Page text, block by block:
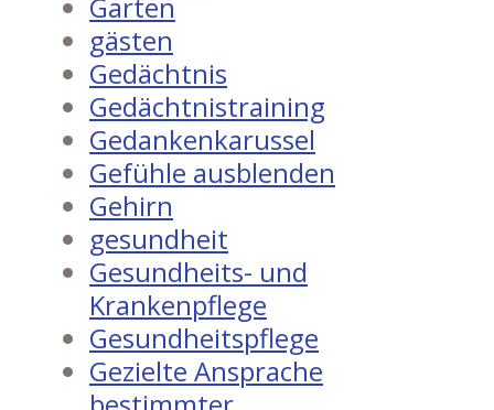
gästen
Gedächtnis
Gedächtnistraining
Gedankenkarussel
Gefühle ausblenden
Gehirn
gesundheit
Gesundheits- und
Krankenpflege
Gesundheitspflege
Gezielte Ansprache